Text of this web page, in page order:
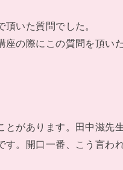
いた質問でした。
座の際にこの質問を頂い
があります。田中滋先
。開口一番、こう言われ